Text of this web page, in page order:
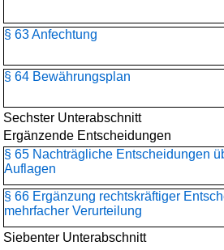
§ 63 Anfechtung
§ 64 Bewährungsplan
Sechster Unterabschnitt
Ergänzende Entscheidungen
§ 65 Nachträgliche Entscheidungen
Auflagen
§ 66 Ergänzung rechtskräftiger
mehrfacher Verurteilung
Siebenter Unterabschnitt